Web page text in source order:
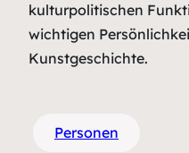
kulturpolitischen
wichtigen
Kunstgeschichte.
Personen